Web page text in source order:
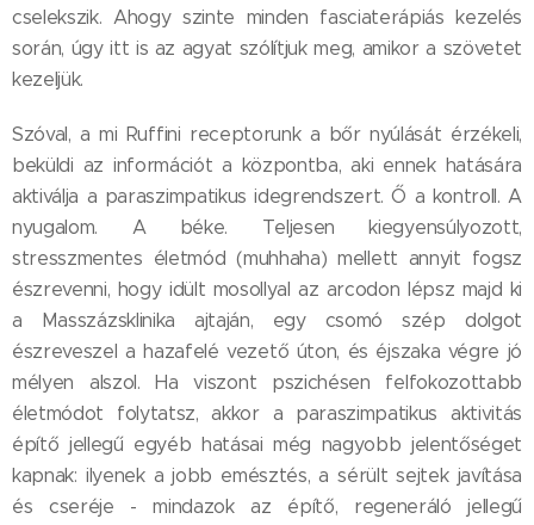
cselekszik. Ahogy szinte minden fasciaterápiás kezelés
során, úgy itt is az agyat szólítjuk meg, amikor a szövetet
kezeljük.
Szóval, a mi Ruffini receptorunk a bőr nyúlását érzékeli,
beküldi az információt a központba, aki ennek hatására
aktiválja a paraszimpatikus idegrendszert. Ő a kontroll. A
nyugalom. A béke. Teljesen kiegyensúlyozott,
stresszmentes életmód (muhhaha) mellett annyit fogsz
észrevenni, hogy idült mosollyal az arcodon lépsz majd ki
a Masszázsklinika ajtaján, egy csomó szép dolgot
észreveszel a hazafelé vezető úton, és éjszaka végre jó
mélyen alszol. Ha viszont pszichésen felfokozottabb
életmódot folytatsz, akkor a paraszimpatikus aktivitás
építő jellegű egyéb hatásai még nagyobb jelentőséget
kapnak: ilyenek a jobb emésztés, a sérült sejtek javítása
és cseréje - mindazok az építő, regeneráló jellegű